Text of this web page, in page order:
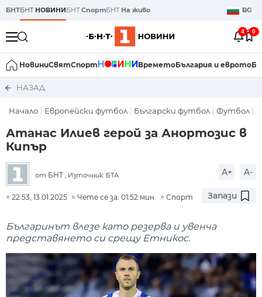
БНТБНТ НОВИНИБНТСпортБНТ На живо BG
4 0
НовиниСвятСпорт ВреметоБългария и еврото
НАЗАД
Начало Европейски футбол Български футбол Футбол
Атанас Илиев герой за Анортозис в
Кипър
от БНТ , Източник: БТА A+ A-
22:53, 13.01.2025 Чете се за: 01:52 мин. Спорт Запази
Българинът влезе като резерва и увенча
представянето си срещу Етникос.